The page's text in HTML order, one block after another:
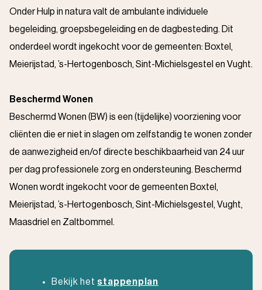
Onder Hulp in natura valt de ambulante individuele
begeleiding, groepsbegeleiding en de dagbesteding. Dit
onderdeel wordt ingekocht voor de gemeenten: Boxtel,
Meierijstad, ’s-Hertogenbosch, Sint-Michielsgestel en Vught.
Beschermd Wonen
Beschermd Wonen (BW) is een (tijdelijke) voorziening voor
cliënten die er niet in slagen om zelfstandig te wonen zonder
de aanwezigheid en/of directe beschikbaarheid van 24 uur
per dag professionele zorg en ondersteuning. Beschermd
Wonen wordt ingekocht voor de gemeenten Boxtel,
Meierijstad, ’s-Hertogenbosch, Sint-Michielsgestel, Vught,
Maasdriel en Zaltbommel.
Bekijk het stappenplan